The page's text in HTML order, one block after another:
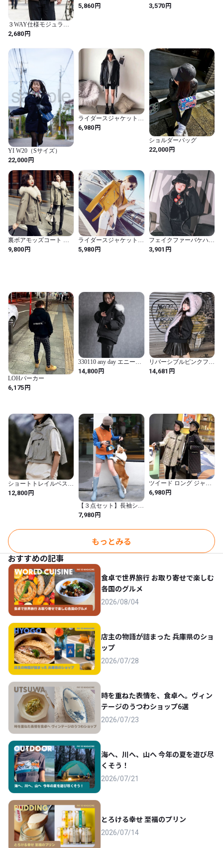
３WAY仕様モジュラー
ポーチ
2,680円
ヤード風ボアコート 軽
いフード付きボアジャケ
ット VEZY ベジー
ItemNo.【21609163 】
5,860円 ディース春アウター
3,570円
YI W20（Sサイズ）
22,000円
ライダースジャケット
レザージャケット PUレ
ザー ジャケット コート
6,980円
ショルダーバッグ
22,000円
裏ボアモッズコート ミ
リタリーコート モッズ
コート ミドルコート コ
9,800円
ライダースジャケット
レザージャケット PUレ
ザー ライダースジャケ
5,980円
フェイクファーバケハ
（ruf_02533）
3,901 円
LOHパーカー
6,175円
330110 any day エニーデ
イ 中綿ジャケット パフ
ジャケット アウター レ
織り 防寒 カジュアル ミ
ドル丈 ショート丈 送料
無料
14,800円
リバーシブルピンクフェ
イクファーブラックジッ
プアップジャケット
14,681 円
ショートトレイルベス
ト J0110
12,800円
【３点セット】長袖シャ
ツ＋ニットベスト＋ショ
ートパンツ スリーピー
しゃれ. 着回しコーデ 休
仕事コーデ レディース
7,980円
ツイード ロング ジャケ
ット コート パールボタ
ン ノーカラー レディー
ゃれ きれいめ シンプル
6,980円
もっとみる
おすすめの記事
食卓で世界旅行 お取り寄せで楽しむ
各国のグルメ
2026/08/04
店主の物語が詰まった 兵庫県のショ
ップ
2026/07/28
時を重ねた表情を、食卓へ。ヴィン
テージのうつわショップ6選
2026/07/23
海へ、川へ、山へ 今年の夏を遊び尽
くそう！
2026/07/21
とろける幸せ 至福のプリン
2026/07/14